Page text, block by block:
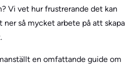
Vi vet hur frustrerande det kan
ner så mycket arbete på att skapa
en omfattande guide om